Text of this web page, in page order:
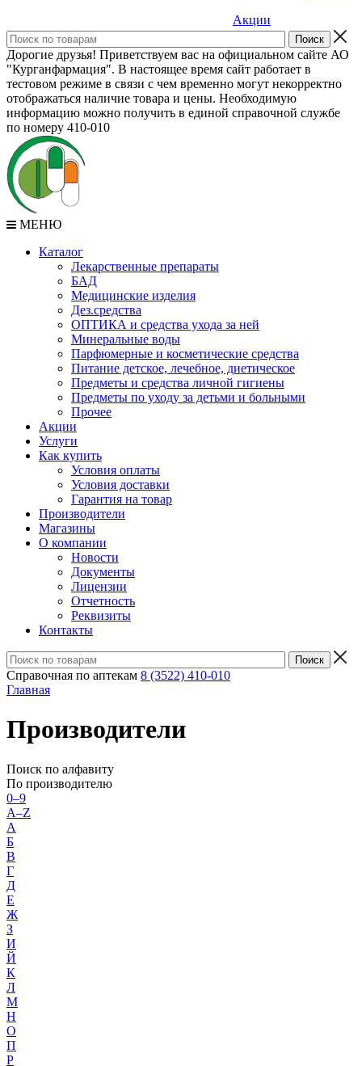
Акции
Дорогие друзья! Приветствуем вас на официальном сайте АО
"Курганфармация". В настоящее время сайт работает в
тестовом режиме в связи с чем временно могут некорректно
отображаться наличие товара и цены. Необходимую
информацию можно получить в единой справочной службе
по номеру 410-010
МЕНЮ
Каталог
Лекарственные препараты
БАД
Медицинские изделия
Дез.средства
ОПТИКА и средства ухода за ней
Минеральные воды
Парфюмерные и косметические средства
Питание детское, лечебное, диетическое
Предметы и средства личной гигиены
Предметы по уходу за детьми и больными
Прочее
Акции
Услуги
Как купить
Условия оплаты
Условия доставки
Гарантия на товар
Производители
Магазины
О компании
Новости
Документы
Лицензии
Отчетность
Реквизиты
Контакты
Справочная по аптекам 8 (3522) 410-010
Главная
Производители
Поиск по алфавиту
По производителю
0–9
A–Z
А
Б
В
Г
Д
Е
Ж
З
И
Й
К
Л
М
Н
О
П
Р